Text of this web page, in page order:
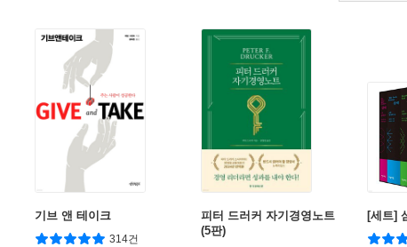
기브 앤 테이크
314건
피터 드러커 자기경영노트
(5판)
[세트]